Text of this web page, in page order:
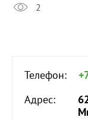
2
Телефон:
Адрес: